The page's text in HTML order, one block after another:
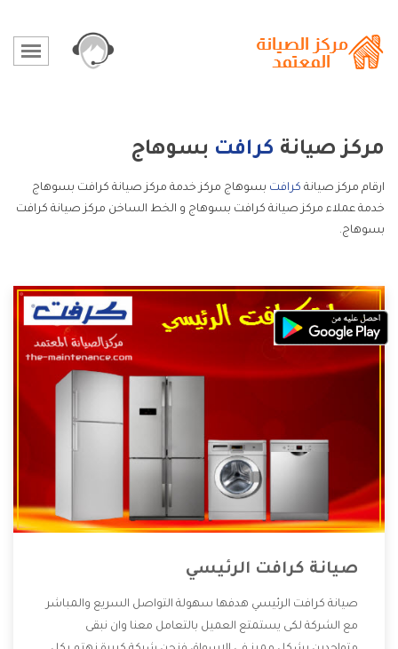
مركز صيانة كرافت بسوهاج
ارقام مركز صيانة كرافت بسوهاج مركز خدمة مركز صيانة كرافت بسوهاج
خدمة عملاء مركز صيانة كرافت بسوهاج و الخط الساخن مركز صيانة كرافت
بسوهاج.
صيانة كرافت الرئيسي
صيانة كرافت الرئيسي هدفها سهولة التواصل السريع والمباشر
مع الشركة لكى يستمتع العميل بالتعامل معنا وان نبقى